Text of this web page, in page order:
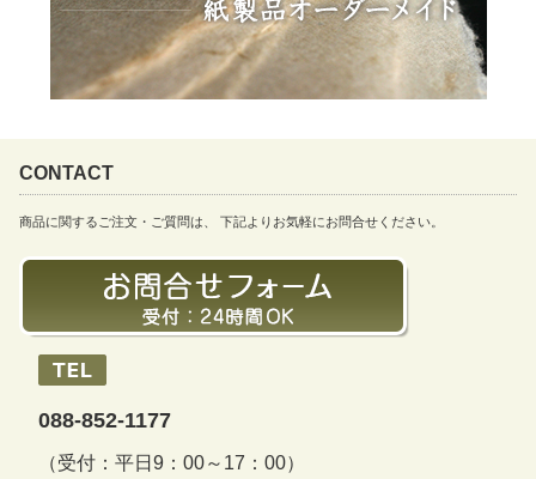
CONTACT
商品に関するご注文・ご質問は、 下記よりお気軽にお問合せください。
088-852-1177
（受付：平日9：00～17：00）